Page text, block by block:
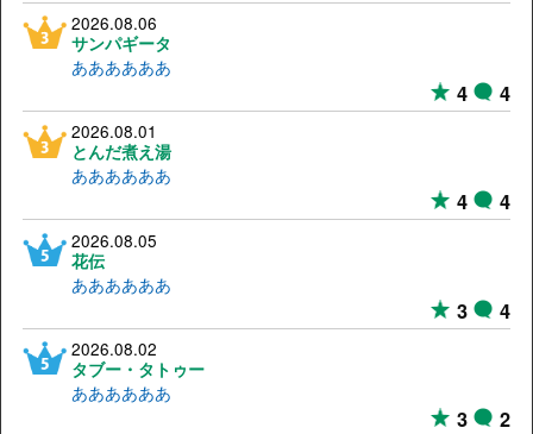
2026.08.06
サンパギータ
ああああああ
4 4
2026.08.01
とんだ煮え湯
ああああああ
4 4
2026.08.05
花伝
ああああああ
3 4
2026.08.02
タブー・タトゥー
ああああああ
3 2